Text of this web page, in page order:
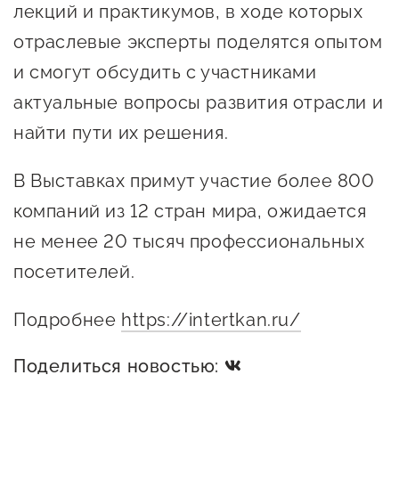
предпринимателей
Проекты
Поддержка центра
Истории успеха
О центре
Поддержка центра
Календарь
мероприятий для
предпринимателей
Проекты
Оказание услуг в
социальной сфере
поддержки
О центре
Истории успеха
Центр инновационно-
технологического и
предпринимательства
О центре
Обучающие
мероприятия
Поддержка центра
Онлайн-витрина
Центр поддержки экспорта
предпринимателя
Органы власти
лекций и практикумов, в ходе которых
отраслевые эксперты поделятся опытом
и смогут обсудить с участниками
актуальные вопросы развития отрасли и
найти пути их решения.
В Выставках примут участие более 800
компаний из 12 стран мира, ожидается
не менее 20 тысяч профессиональных
посетителей.
Подробнее https://intertkan.ru/
Поделиться новостью: